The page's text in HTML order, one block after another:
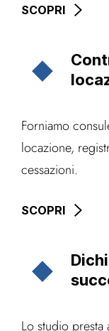
SCOPRI
Forniamo
locazione,
cessazioni.
SCOPRI
Lo studio presta